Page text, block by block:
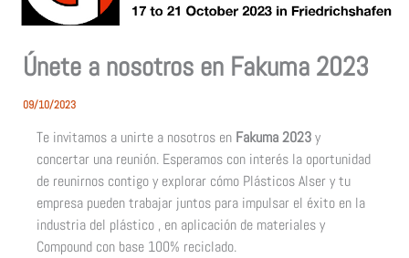
Únete a nosotros en Fakuma 2023
09/10/2023
Te invitamos a unirte a nosotros en Fakuma 2023y
concertar una reunión. Esperamos con interés la oportunidad
de reunirnos contigo y explorar cómo Plásticos Alser y tu
empresa pueden trabajar juntos para impulsar el éxito en la
industria del plástico , en aplicación de materiales y
Compound con base 100% reciclado.